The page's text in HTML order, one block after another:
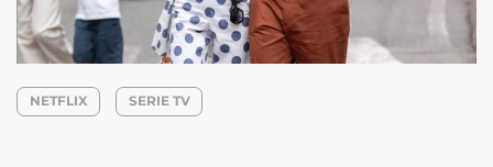
NETFLIX SERIE TV